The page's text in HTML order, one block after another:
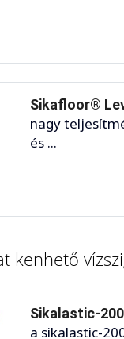
Sikafloor®
nagy
és ...
kenhető
Sikalastic-
a sikalastic-